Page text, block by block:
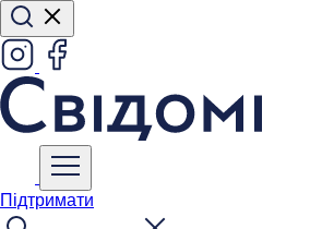
Підтримати